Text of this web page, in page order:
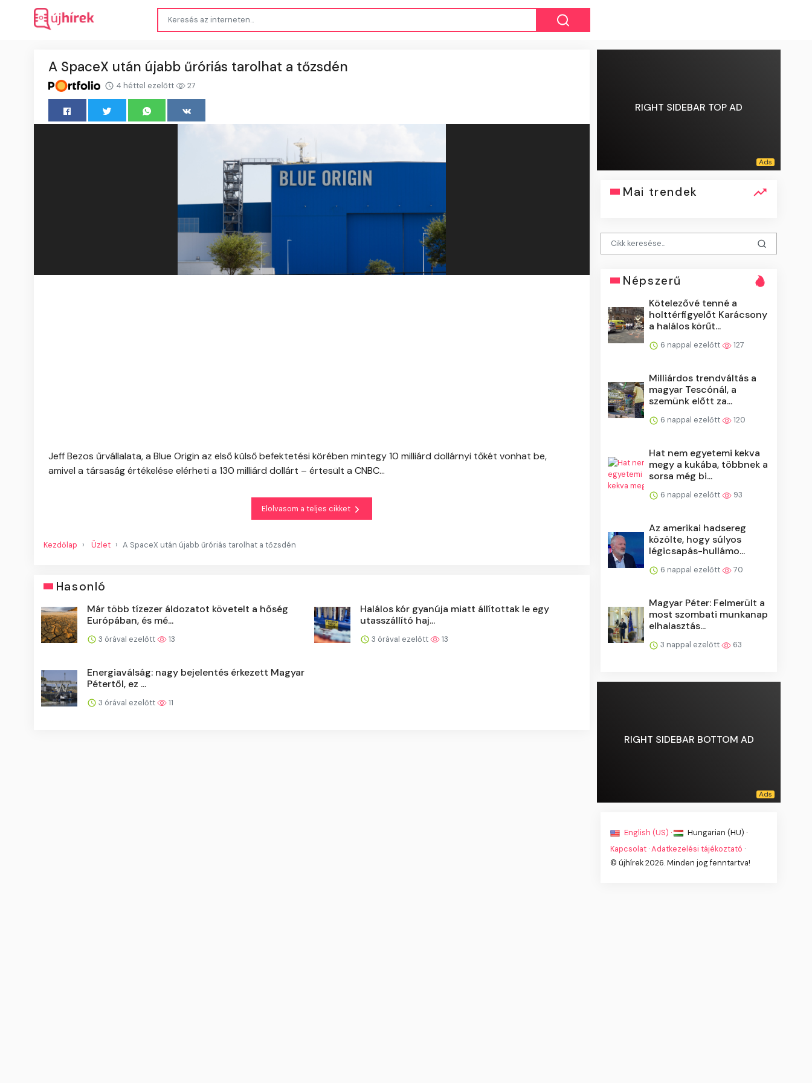
A SpaceX után újabb űróriás tarolhat a tőzsdén
4 héttel ezelőtt 27
Jeff Bezos űrvállalata, a Blue Origin az első külső befektetési körében mintegy 10 milliárd dollárnyi tőkét vonhat be,
amivel a társaság értékelése elérheti a 130 milliárd dollárt – értesült a CNBC...
Elolvasom a teljes cikket
Kezdőlap Üzlet A SpaceX után újabb űróriás tarolhat a tőzsdén
Hasonló
Már több tízezer áldozatot követelt a hőség
Európában, és mé...
3 órával ezelőtt 13
Halálos kór gyanúja miatt állítottak le egy
utasszállító haj...
3 órával ezelőtt 13
Energiaválság: nagy bejelentés érkezett Magyar
Pétertől, ez ...
3 órával ezelőtt 11
RIGHT SIDEBAR TOP AD
Mai trendek
Népszerű
Kötelezővé tenné a
holttérfigyelőt Karácsony
a halálos körűt...
6 nappal ezelőtt 127
Milliárdos trendváltás a
magyar Tescónál, a
szemünk előtt za...
6 nappal ezelőtt 120
Hat nem egyetemi kekva
megy a kukába, többnek a
sorsa még bi...
6 nappal ezelőtt 93
Az amerikai hadsereg
közölte, hogy súlyos
légicsapás-hullámo...
6 nappal ezelőtt 70
Magyar Péter: Felmerült a
most szombati munkanap
elhalasztás...
3 nappal ezelőtt 63
RIGHT SIDEBAR BOTTOM AD
English (US) ·
Hungarian (HU) ·
Kapcsolat ·Adatkezelési tájékoztató ·
© újhírek 2026. Minden jog fenntartva!